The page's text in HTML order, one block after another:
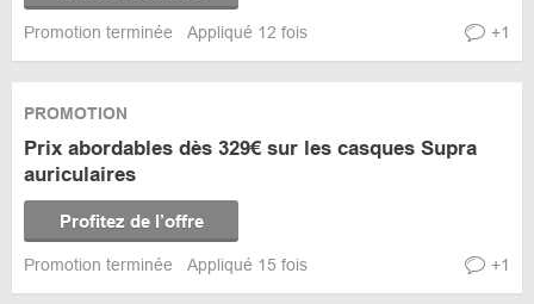
Promotion terminée Appliqué 12 fois +1
PROMOTION
Prix abordables dès 329€ sur les casques Supra
auriculaires
Profitez de l’offre
Promotion terminée Appliqué 15 fois +1